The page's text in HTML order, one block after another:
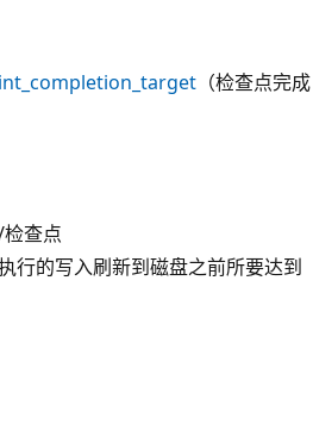
（检查点完成
查点
行的写入刷新到磁盘之前所要达到